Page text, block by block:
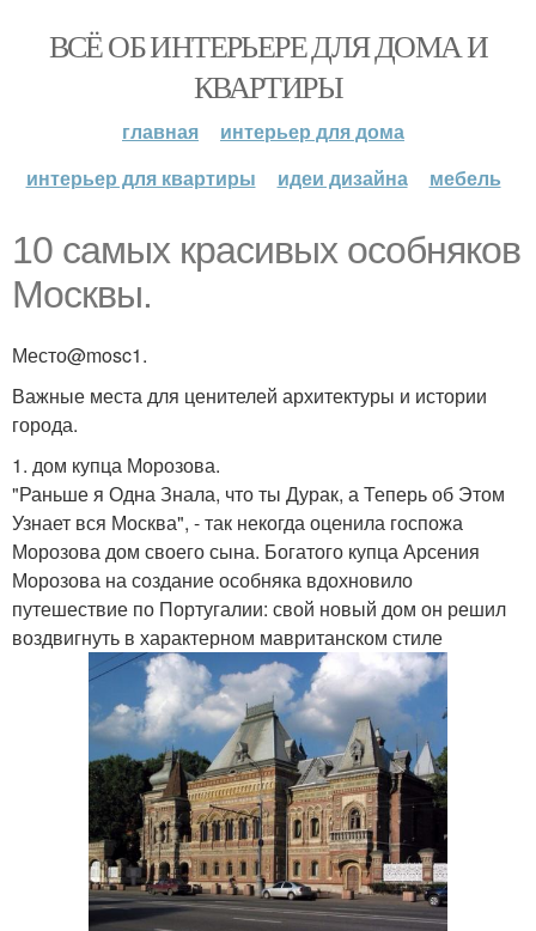
ВСЁ ОБ ИНТЕРЬЕРЕ ДЛЯ ДОМА И
КВАРТИРЫ
главная
интерьер для дома
интерьер для квартиры
идеи дизайна мебель
10 самых красивых особняков
Москвы.
Место@mosc1.
Важные места для ценителей архитектуры и истории
города.
1. дом купца Морозова.
"Раньше я Одна Знала, что ты Дурак, а Теперь об Этом
Узнает вся Москва", - так некогда оценила госпожа
Морозова дом своего сына. Богатого купца Арсения
Морозова на создание особняка вдохновило
путешествие по Португалии: свой новый дом он решил
воздвигнуть в характерном мавританском стиле